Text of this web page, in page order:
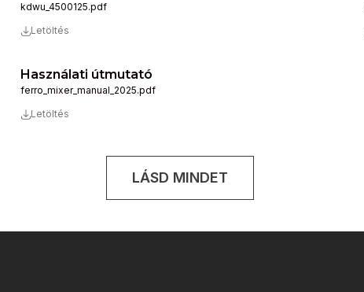
kdwu_4500125.pdf
Letöltés
Használati útmutató
ferro_mixer_manual_2025.pdf
Letöltés
LÁSD MINDET